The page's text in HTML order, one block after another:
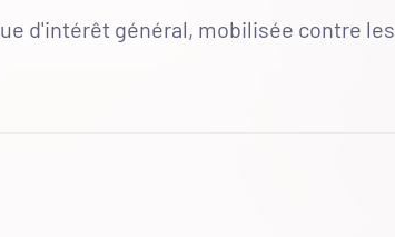
d'intérêt général, mobilisée contre les